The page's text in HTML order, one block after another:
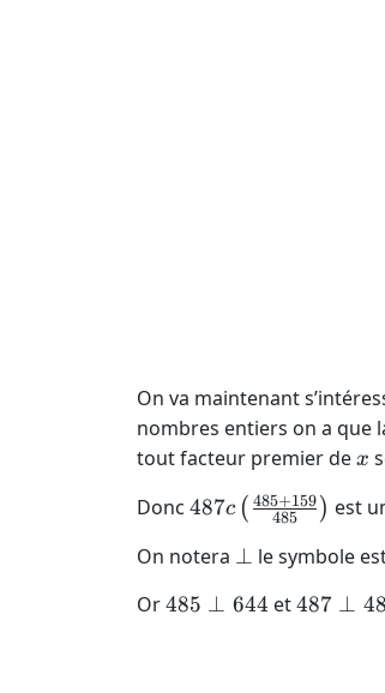
On va maintenant
nombres entiers on a que
tout facteur premier dex
x
Donc 487 c
+ 159}
487c ( 485
485+159 ) est
On notera \perp
⊥ le symbole
Or485
485 ⊥ 644 et487
487 ⊥